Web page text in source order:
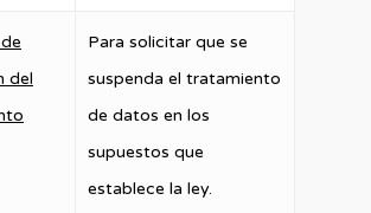
del
Para solicitar que se
suspenda el tratamiento
de datos en los
supuestos que
establece la ley.